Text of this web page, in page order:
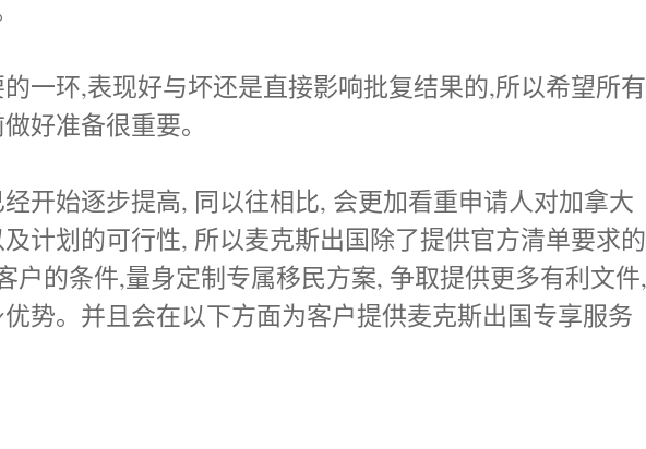
一环,表现好与坏还是直接影响批复结果的,所以希望所有
好准备很重要。
开始逐步提高, 同以往相比, 会更加看重申请人对加拿大
计划的可行性, 所以麦克斯出国除了提供官方清单要求的
户的条件,量身定制专属移民方案, 争取提供更多有利文件,
势。并且会在以下方面为客户提供麦克斯出国专享服务